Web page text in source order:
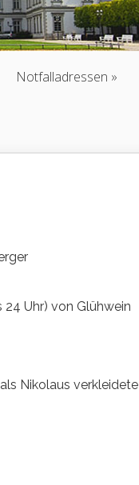
Notfalladressen
24 Uhr) von Glühwein
Nikolaus verkleidete